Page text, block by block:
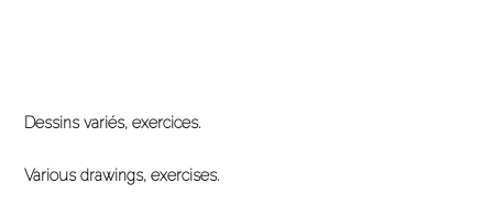
Dessins variés, exercices.
Various drawings, exercises.